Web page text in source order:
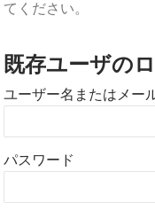
てください。
既存ユーザの
ユーザー名またはメー
パスワード